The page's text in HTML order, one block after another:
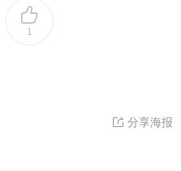
1
分享海报